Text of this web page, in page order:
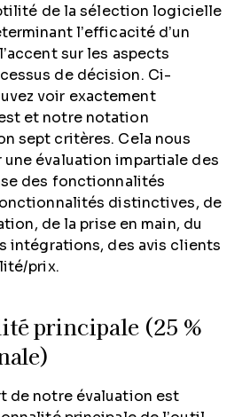
de la sélection logicielle
l’efficacité d’un
sur les aspects
de décision. Ci-
voir exactement
et notre notation
sept critères. Cela nous
évaluation impartiale des
des fonctionnalités
distinctives, de
de la prise en main, du
intégrations, des avis clients
prix.
principale (25 %
de notre évaluation est